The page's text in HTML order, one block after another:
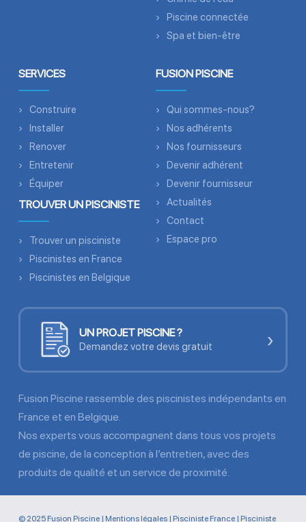
Piscine connectée
Spa et bien-être
SERVICES
Construire
Installer
Renover
Entretenir
Équiper
TROUVER UN PISCINISTE
Trouver un pisciniste
Piscinistes en France
Piscinistes en Belgique
FUSION PISCINE
Qui sommes-nous?
Nos adhérents
Nos fournisseurs
Devenir adhérent
Devenir fournisseur
Actualités
Contact
Espace pro
UN PROJET PISCINE ?
Demandez votre devis gratuit ›
Fusion Piscine rassemble des piscinistes indépendants en
France et en Belgique.
Nos experts vous accompagnent dans tous vos projets
de piscine, de la conception à l’entretien, avec des
produits de qualité et un service de proximité.
© 2025 Fusion Piscine | Mentions légales| Pisciniste France| Pisciniste